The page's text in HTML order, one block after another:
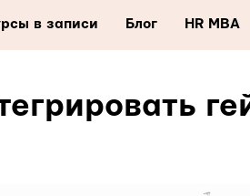
в записи Блог HR MBA